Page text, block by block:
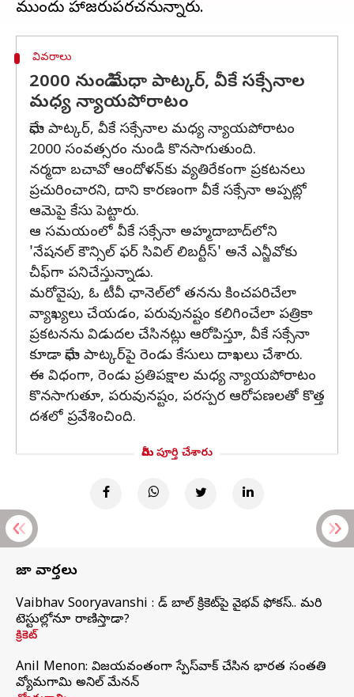
వివరాలు
2000 నుండి మేధా పాట్కర్, వీకే సక్సేనాల
మధ్య న్యాయపోరాటం
మేధా పాట్కర్, వీకే సక్సేనాల మధ్య న్యాయపోరాటం
2000 సంవత్సరం నుండి కొనసాగుతుంది.
నర్మదా బచావో ఆందోళన్‌కు వ్యతిరేకంగా ప్రకటనలు
ప్రచురించారని, దాని కారణంగా వీకే సక్సేనా అప్పట్లో
ఆమెపై కేసు పెట్టారు.
ఆ సమయంలో వీకే సక్సేనా అహ్మదాబాద్‌లోని
'నేషనల్‌ కౌన్సిల్‌ ఫర్‌ సివిల్‌ లిబర్టీస్' అనే ఎన్జీవోకు
చీఫ్‌గా పనిచేస్తున్నాడు.
మరోవైపు, ఓ టీవీ ఛానెల్‌లో తనను కించపరిచేలా
వ్యాఖ్యలు చేయడం, పరువునష్టం కలిగించేలా పత్రికా
ప్రకటనను విడుదల చేసినట్లు ఆరోపిస్తూ, వీకే సక్సేనా
కూడా మేధా పాట్కర్‌పై రెండు కేసులు దాఖలు చేశారు.
ఈ విధంగా, రెండు ప్రతిపక్షాల మధ్య న్యాయపోరాటం
కొనసాగుతూ, పరువునష్టం, పరస్పర ఆరోపణలతో కొత్త
దశలో ప్రవేశించింది.
మీరు పూర్తి చేశారు
తాజా వార్తలు
Vaibhav Sooryavanshi : రెడ్ బాల్ క్రికెట్‌పై వైభవ్ ఫోకస్.. మరి
టెస్టుల్లోనూ రాణిస్తాడా?
క్రికెట్
Anil Menon: విజయవంతంగా స్పేస్‌వాక్‌ చేసిన భారత సంతతి
వ్యోమగామి అనిల్‌ మేనన్